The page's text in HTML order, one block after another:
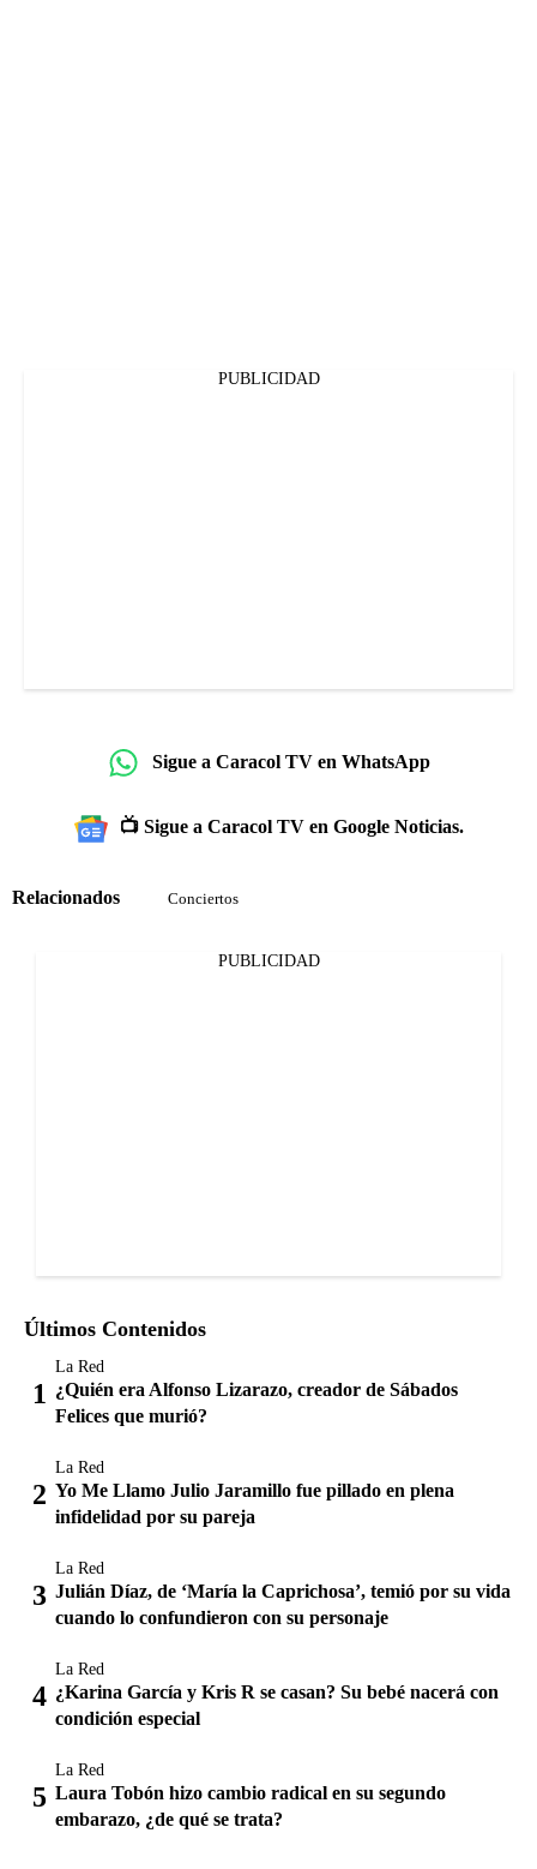
PUBLICIDAD
Sigue a Caracol TV en WhatsApp
📺 Sigue a Caracol TV en Google Noticias.
Relacionados Conciertos
PUBLICIDAD
Últimos Contenidos
La Red
¿Quién era Alfonso Lizarazo, creador de Sábados
Felices que murió?
La Red
Yo Me Llamo Julio Jaramillo fue pillado en plena
infidelidad por su pareja
La Red
Julián Díaz, de ‘María la Caprichosa’, temió por su vida
cuando lo confundieron con su personaje
La Red
¿Karina García y Kris R se casan? Su bebé nacerá con
condición especial
La Red
Laura Tobón hizo cambio radical en su segundo
embarazo, ¿de qué se trata?